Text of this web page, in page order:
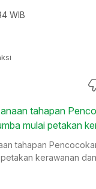
WIB
tahapan
kerawanan